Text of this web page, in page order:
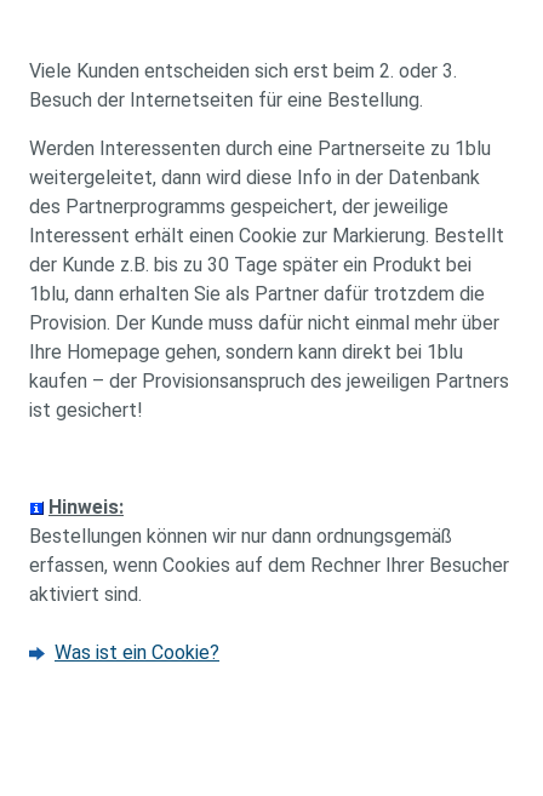
Viele Kunden entscheiden sich erst beim 2. oder 3.
Besuch der Internetseiten für eine Bestellung.
Werden Interessenten durch eine Partnerseite zu 1blu
weitergeleitet, dann wird diese Info in der Datenbank
des Partnerprogramms gespeichert, der jeweilige
Interessent erhält einen Cookie zur Markierung. Bestellt
der Kunde z.B. bis zu 30 Tage später ein Produkt bei
1blu, dann erhalten Sie als Partner dafür trotzdem die
Provision. Der Kunde muss dafür nicht einmal mehr über
Ihre Homepage gehen, sondern kann direkt bei 1blu
kaufen – der Provisionsanspruch des jeweiligen Partners
ist gesichert!
Hinweis:
Bestellungen können wir nur dann ordnungsgemäß
erfassen, wenn Cookies auf dem Rechner Ihrer Besucher
aktiviert sind.
Was ist ein Cookie?